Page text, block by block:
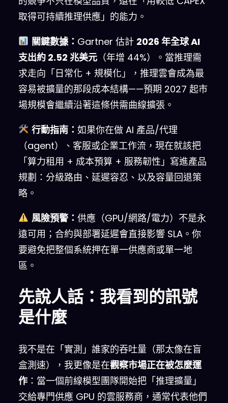
取得可持續推理供應」的能力。
關鍵數據： Gartner 估計 2026 年全球 AI
支出約 2.52 兆美元 （年增 44%）。當推理需
求走向「日常化 + 規模化」，推理雲會成為最
容易被擴量的那段成本結構——預期 2027 起市
場規模會繼續沿著這條供需曲線擴張。
行動指南： 如果你在做 AI 產品/代理
（agent）、客服或企業工作流，現在就該把
「算力租用 + 成本預算 + 服務韌性」寫進產品
規劃：分級路由、延遲容忍、以及容量回退策
略。
風險預警： 供應（GPU/網路/電力）不是永
遠可用；合約與部署延遲會直接影響 SLA。你
要避免把整個系統押在單一供應商或單一地
區。
先說人話：我看到的訊號
是什麼
我不是在「實測」誰家的吞吐量（那太像在盲
盒測速），我更像是在觀察市場正在被怎麼運
作 ：當一個前線模型團隊開始把「推理擴量」
交給專門供應 GPU 的雲服務商，通常代表他們